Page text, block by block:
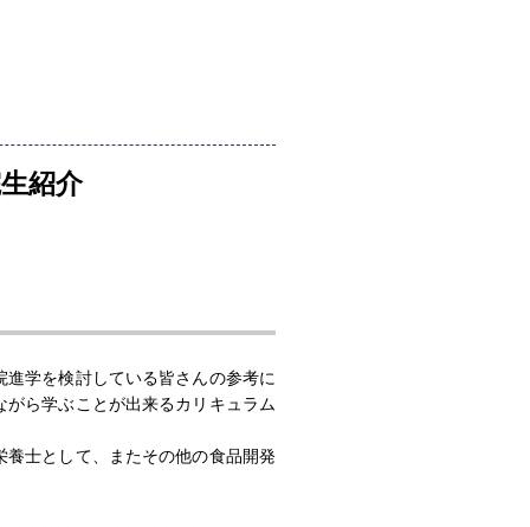
紹介
学を検討している皆さんの参考に
ら学ぶことが出来るカリキュラム
士として、またその他の食品開発